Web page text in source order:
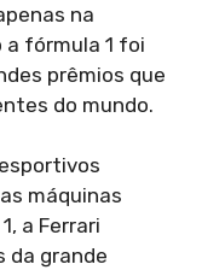
na
a fórmula 1 foi
prêmios que
do mundo.
máquinas
a Ferrari
da grande